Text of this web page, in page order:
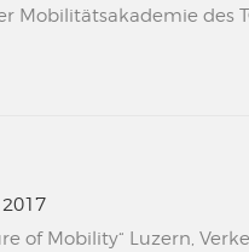
Mobilitätsakademie des
2017
of Mobility“ Luzern,